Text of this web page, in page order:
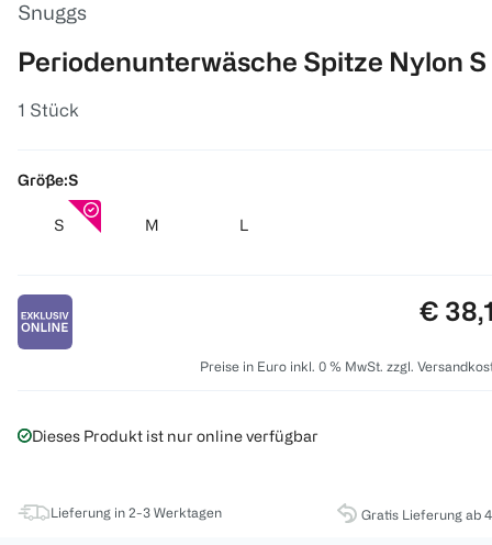
Snuggs
Periodenunterwäsche Spitze Nylon S
1 Stück
Größe:S
S M L
Preis:
€
Preise in Euro inkl. 0 % MwSt. zzgl.
Dieses Produkt ist nur online verfügbar
Lieferung in 2-3 Werktagen Gratis Lieferung ab